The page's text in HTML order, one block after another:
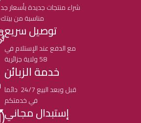
شراء منتجات جديدة بأسعار جد
مناسبة من بيتك
توصيل سريع
مع الدفع عند الإستلام في
58 ولاية جزائرية
خدمة الزبائن
قبل وبعد البيع 24/7 دائما
في خدمتكم
إستبدال مجاني